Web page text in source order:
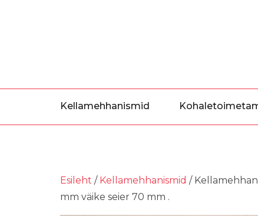
Kellamehhanismid
Esileht / Kellamehhanismid /
mm väike seier 70 mm .